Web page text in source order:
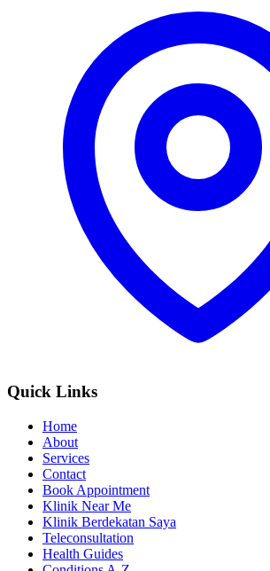
Quick Links
Home
About
Services
Contact
Book Appointment
Klinik Near Me
Klinik Berdekatan Saya
Teleconsultation
Health Guides